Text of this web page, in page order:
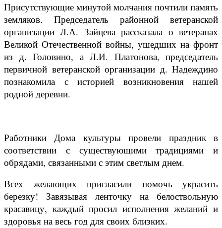
Присутствующие минутой молчания почтили память
земляков. Председатель районной ветеранской
организации Л.А. Зайцева рассказала о ветеранах
Великой Отечественной войны, ушедших на фронт
из д. Головино, а Л.И. Платонова, председатель
первичной ветеранской организации д. Надеждино
познакомила с историей возникновения нашей
родной деревни.
Работники Дома культуры провели праздник в
соответствии с существующими традициями и
обрядами, связанными с этим светлым днем.
Всех желающих пригласили помочь украсить
березку! Завязывая ленточку на белоствольную
красавицу, каждый просил исполнения желаний и
здоровья на весь год для своих близких.